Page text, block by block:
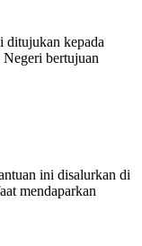
ditujukan kepada
bertujuan
ini disalurkan di
mendaparkan